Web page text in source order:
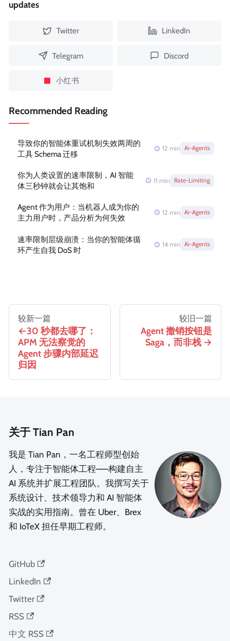
updates
Twitter LinkedIn
Telegram Discord
小红书
Recommended Reading
导致你的智能体重试机制失效两周的
工具 Schema 迁移
12 min Ai-Agents
你为人类设置的速率限制，AI 智能
体三秒钟就会让其饱和
11 min Rate-Limiting
Agent 作为用户：当机器人成为你的
主力用户时，产品分析为何失效
12 min Ai-Agents
速率限制层级崩溃：当你的智能体循
环产生自我 DoS 时
14 min Ai-Agents
较新一篇
30 秒都去哪了：
APM 无法察觉的
Agent 步骤内部延迟
归因
较旧一篇
Agent 撤销按钮是
Saga，而非栈
关于 Tian Pan
我是 Tian Pan，一名工程师型创始
人，专注于智能体工程——构建自主
AI 系统并扩展工程团队。我撰写关于
系统设计、技术领导力和 AI 智能体
实战的实用指南。曾在 Uber、Brex
和 IoTeX 担任早期工程师。
GitHub
LinkedIn
Twitter
RSS
中文 RSS